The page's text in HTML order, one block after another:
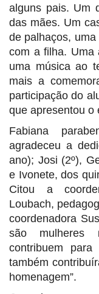
alguns pais. Um
das mães. Um
de palhaços,
com a filha. Uma
uma música ao
mais a
participação do
que apresentou o
Fabiana
agradeceu a
ano); Josi (2º),
e Ivonete, dos
Citou a
Loubach,
coordenadora
são mulheres
contribuem
também
homenagem”.